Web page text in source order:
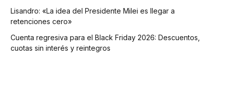
Lisandro: «La idea del Presidente Milei es llegar a
retenciones cero»
Cuenta regresiva para el Black Friday 2026: Descuentos,
cuotas sin interés y reintegros